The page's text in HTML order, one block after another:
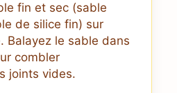
fin et sec (sable
de silice fin) sur
Balayez le sable dans
combler
joints vides.